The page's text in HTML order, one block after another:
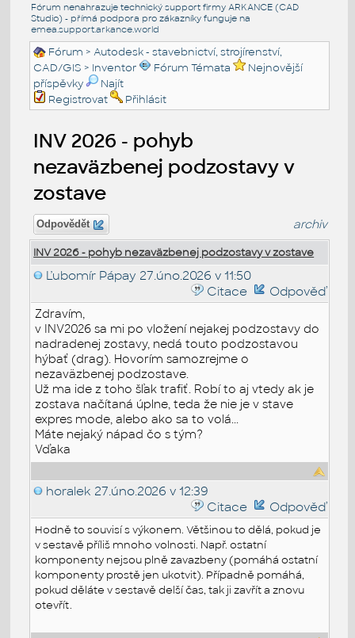
Fórum nenahrazuje technický support firmy ARKANCE (CAD
Studio) - přímá podpora pro zákazníky funguje na
emea.support.arkance.world
Fórum >Autodesk - stavebnictví, strojírenství,
CAD/GIS > Inventor Fórum Témata
Nejnovější
příspěvky
Najít
Registrovat
Přihlásit
INV 2026 - pohyb
nezaväzbenej podzostavy v
zostave
Odpovědět archiv
INV 2026 - pohyb nezaväzbenej podzostavy v zostave
Ľubomír Pápay 27.úno.2026 v 11:50
Citace
Odpověď
Zdravím,
v INV2026 sa mi po vložení nejakej podzostavy do
nadradenej zostavy, nedá touto podzostavou
hýbať (drag). Hovorím samozrejme o
nezaväzbenej podzostave.
Už ma ide z toho šľak trafiť. Robí to aj vtedy ak je
zostava načítaná úplne, teda že nie je v stave
expres mode, alebo ako sa to volá...
Máte nejaký nápad čo s tým?
Vďaka
horalek 27.úno.2026 v 12:39
Citace
Odpověď
Hodně to souvisí s výkonem. Většinou to dělá, pokud je
v sestavě příliš mnoho volnosti. Např. ostatní
komponenty nejsou plně zavazbeny (pomáhá ostatní
komponenty prostě jen ukotvit). Případně pomáhá,
pokud děláte v sestavě delší čas, tak ji zavřít a znovu
otevřít.